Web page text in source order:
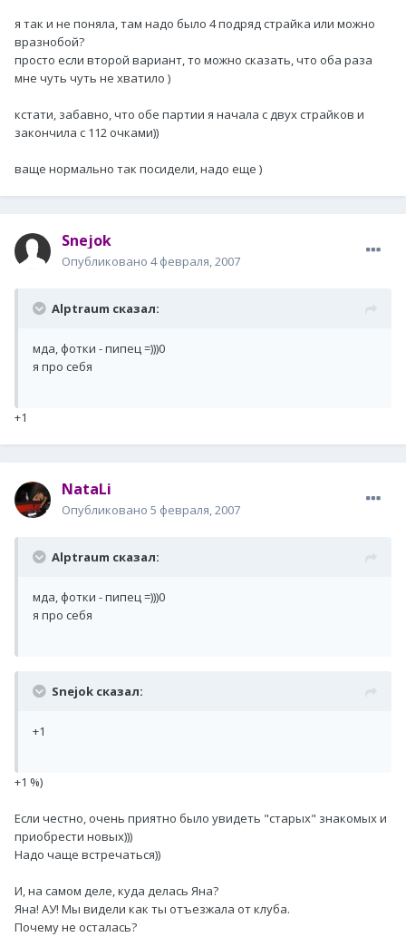
я так и не поняла, там надо было 4 подряд страйка или можно
вразнобой?
просто если второй вариант, то можно сказать, что оба раза
мне чуть чуть не хватило )
кстати, забавно, что обе партии я начала с двух страйков и
закончила с 112 очками))
ваще нормально так посидели, надо еще )
Snejok
Опубликовано 4 февраля, 2007
Alptraum сказал:
мда, фотки - пипец =)))0
я про себя
+1
NataLi
Опубликовано 5 февраля, 2007
Alptraum сказал:
мда, фотки - пипец =)))0
я про себя
Snejok сказал:
+1
+1 %)
Если честно, очень приятно было увидеть "старых" знакомых и
приобрести новых)))
Надо чаще встречаться))
И, на самом деле, куда делась Яна?
Яна! АУ! Мы видели как ты отъезжала от клуба.
Почему не осталась?